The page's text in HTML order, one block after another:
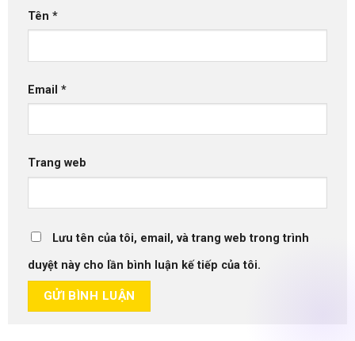
Tên *
Email *
Trang web
Lưu tên của tôi, email, và trang web trong trình
duyệt này cho lần bình luận kế tiếp của tôi.